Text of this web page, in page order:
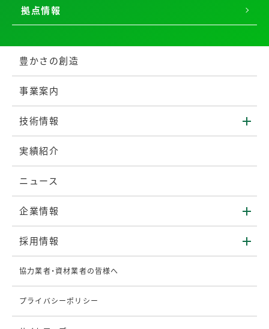
拠点情報
豊かさの創造
事業案内
技術情報
実績紹介
ニュース
企業情報
採用情報
協力業者・資材業者の皆様へ
プライバシーポリシー